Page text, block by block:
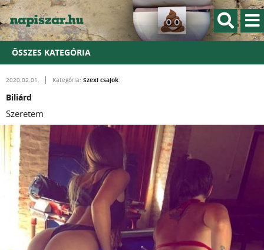
ÖSSZES KATEGÓRIA
2020.02.01. Kategória: Szexi csajok
Biliárd
Szeretem